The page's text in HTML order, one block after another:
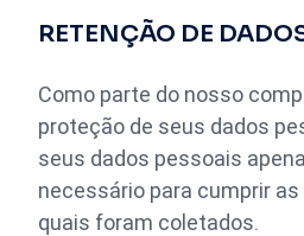
RETENÇÃO DE
Como parte do nosso
proteção de seus dados
seus dados pessoais
necessário para cumprir
quais foram coletados.